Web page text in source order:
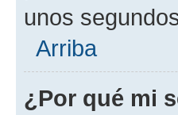
unos
Arriba
¿Por qué mi